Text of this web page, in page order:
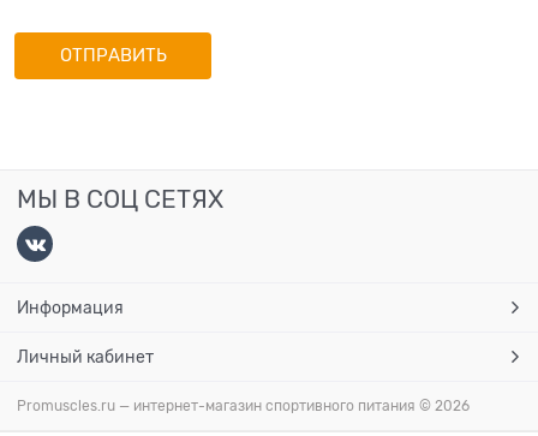
МЫ В СОЦ СЕТЯХ
Информация
Личный кабинет
Promuscles.ru — интернет-магазин спортивного питания © 2026